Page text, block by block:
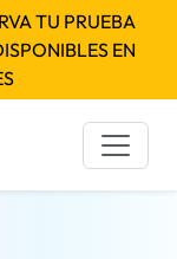
TU PRUEBA
EN